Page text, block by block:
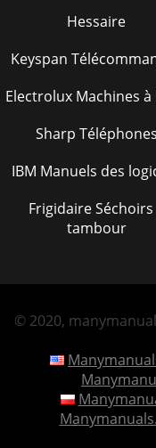
Hessaire
Keyspan
Electrolux Machines à
Sharp Téléphones
IBM Manuels des
Frigidaire Séchoirs
tambour
© 2020,